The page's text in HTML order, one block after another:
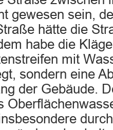
gewesen sein,
hätte die
habe die
mit
sondern eine
der Gebäude.